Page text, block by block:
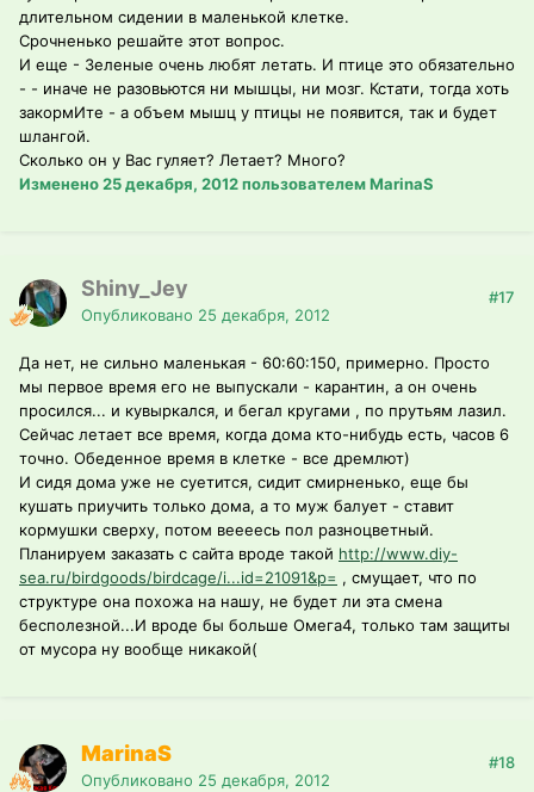
длительном сидении в маленькой клетке.
Срочненько решайте этот вопрос.
И еще - Зеленые очень любят летать. И птице это обязательно
- - иначе не разовьются ни мышцы, ни мозг. Кстати, тогда хоть
закормИте - а объем мышц у птицы не появится, так и будет
шлангой.
Сколько он у Вас гуляет? Летает? Много?
Изменено25 декабря, 2012пользователем MarinaS
Shiny_Jey
Опубликовано 25 декабря, 2012
#17
Да нет, не сильно маленькая - 60:60:150, примерно. Просто
мы первое время его не выпускали - карантин, а он очень
просился... и кувыркался, и бегал кругами , по прутьям лазил.
Сейчас летает все время, когда дома кто-нибудь есть, часов 6
точно. Обеденное время в клетке - все дремлют)
И сидя дома уже не суетится, сидит смирненько, еще бы
кушать приучить только дома, а то муж балует - ставит
кормушки сверху, потом веееесь пол разноцветный.
Планируем заказать с сайта вроде такой http://www.diy-
sea.ru/birdgoods/birdcage/i...id=21091&p= , смущает, что по
структуре она похожа на нашу, не будет ли эта смена
бесполезной...И вроде бы больше Омега4, только там защиты
от мусора ну вообще никакой(
MarinaS
Опубликовано 25 декабря, 2012
#18